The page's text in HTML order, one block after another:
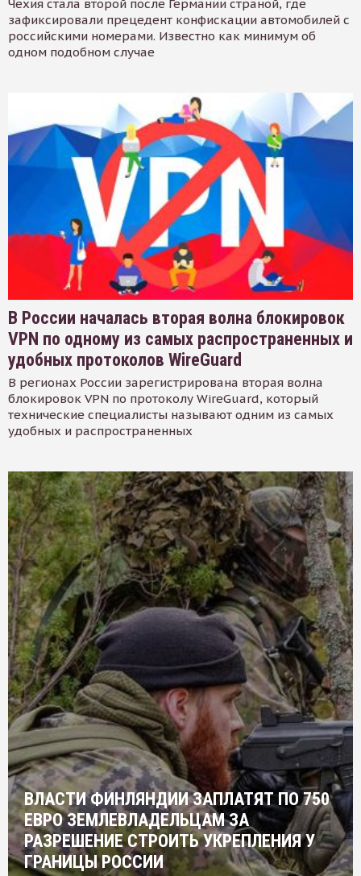
Чехия стала второй после Германии страной, где
зафиксировали прецедент конфискации автомобилей с
российскими номерами. Известно как минимум об
одном подобном случае
В России началась вторая волна блокировок
VPN по одному из самых распространенных и
удобных протоколов WireGuard
В регионах России зарегистрирована вторая волна
блокировок VPN по протоколу WireGuard, который
технические специалисты называют одним из самых
удобных и распространенных
ВЛАСТИ ФИНЛЯНДИИ ЗАПЛАТЯТ ПО 750
ЕВРО ЗЕМЛЕВЛАДЕЛЬЦАМ ЗА
РАЗРЕШЕНИЕ СТРОИТЬ УКРЕПЛЕНИЯ У
ГРАНИЦЫ РОССИИ